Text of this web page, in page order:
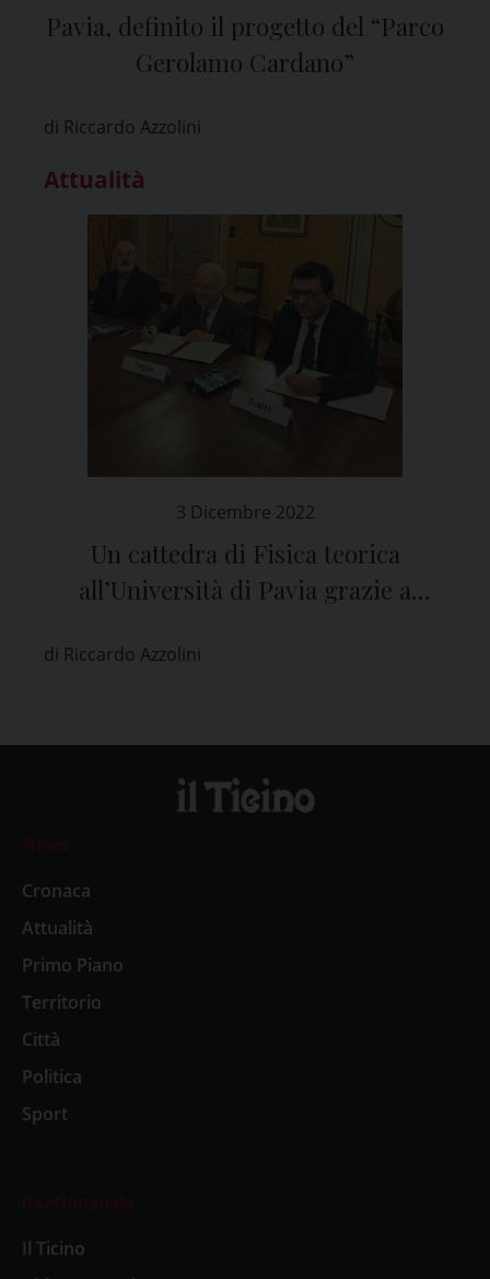
Pavia, definito il progetto del “Parco
Gerolamo Cardano”
di Riccardo Azzolini
Attualità
3 Dicembre 2022
Un cattedra di Fisica teorica
all’Università di Pavia grazie a
di Riccardo Azzolini
News
Cronaca
Attualità
Primo Piano
Territorio
Città
Politica
Sport
Il settimanale
Il Ticino